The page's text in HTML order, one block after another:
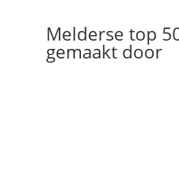
Melderse top
gemaakt door